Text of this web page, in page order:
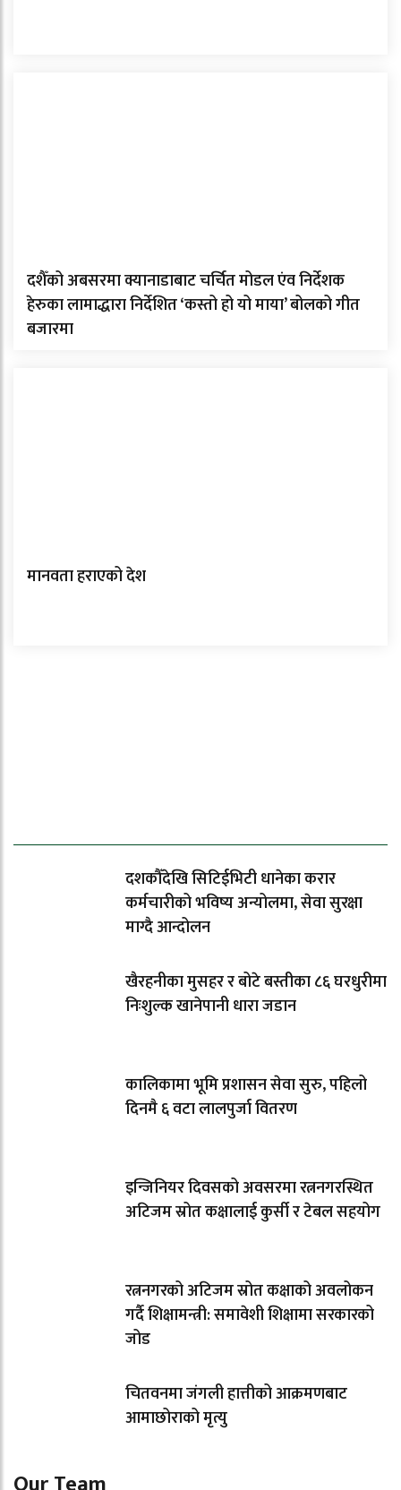
दशैँको अबसरमा क्यानाडाबाट चर्चित मोडल एंव निर्देशक
हेरुका लामाद्धारा निर्देशित ‘कस्तो हो यो माया’ बोलको गीत
बजारमा
मानवता हराएको देश
दशकौँदेखि सिटिईभिटी धानेका करार
कर्मचारीको भविष्य अन्योलमा, सेवा सुरक्षा
माग्दै आन्दोलन
खैरहनीका मुसहर र बोटे बस्तीका ८६ घरधुरीमा
निःशुल्क खानेपानी धारा जडान
कालिकामा भूमि प्रशासन सेवा सुरु, पहिलो
दिनमै ६ वटा लालपुर्जा वितरण
इन्जिनियर दिवसको अवसरमा रत्ननगरस्थित
अटिजम स्रोत कक्षालाई कुर्सी र टेबल सहयोग
रत्ननगरको अटिजम स्रोत कक्षाको अवलोकन
गर्दै शिक्षामन्त्री: समावेशी शिक्षामा सरकारको
जोड
चितवनमा जंगली हात्तीको आक्रमणबाट
आमाछोराको मृत्यु